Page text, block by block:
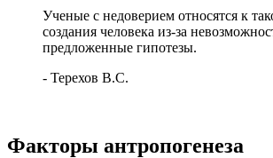
Ученые с недоверием относятся к
создания человека из-за
предложенные гипотезы.
- Терехов В.С.
Факторы антропогенеза